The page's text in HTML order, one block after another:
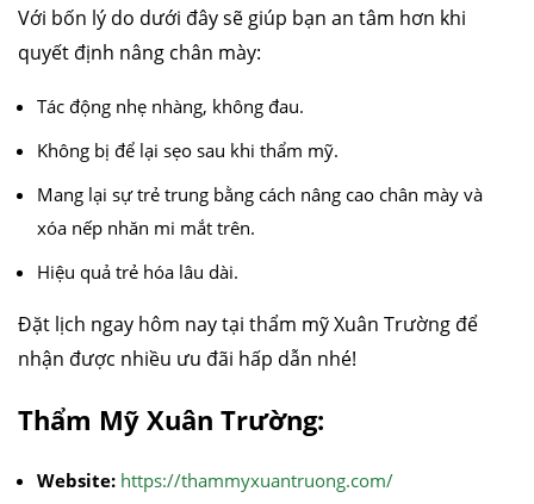
Với bốn lý do dưới đây sẽ giúp bạn an tâm hơn khi
quyết định nâng chân mày:
Tác động nhẹ nhàng, không đau.
Không bị để lại sẹo sau khi thẩm mỹ.
Mang lại sự trẻ trung bằng cách nâng cao chân mày và
xóa nếp nhăn mi mắt trên.
Hiệu quả trẻ hóa lâu dài.
Đặt lịch ngay hôm nay tại thẩm mỹ Xuân Trường để
nhận được nhiều ưu đãi hấp dẫn nhé!
Thẩm Mỹ Xuân Trường:
Website: https://thammyxuantruong.com/